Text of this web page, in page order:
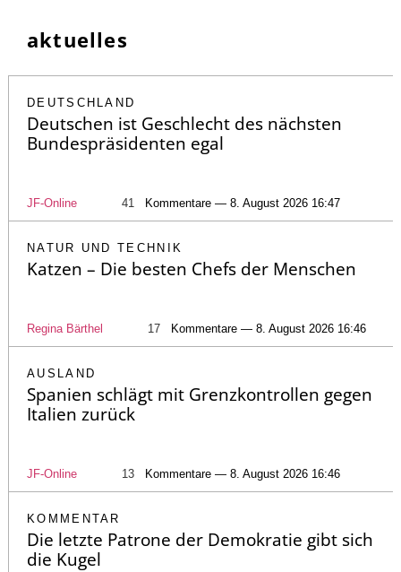
aktuelles
DEUTSCHLAND
Deutschen ist Geschlecht des nächsten
Bundespräsidenten egal
JF-Online 41 Kommentare — 8. August 2026 16:47
NATUR UND TECHNIK
Katzen – Die besten Chefs der Menschen
Regina Bärthel 17 Kommentare — 8. August 2026 16:46
AUSLAND
Spanien schlägt mit Grenzkontrollen gegen
Italien zurück
JF-Online 13 Kommentare — 8. August 2026 16:46
KOMMENTAR
Die letzte Patrone der Demokratie gibt sich
die Kugel